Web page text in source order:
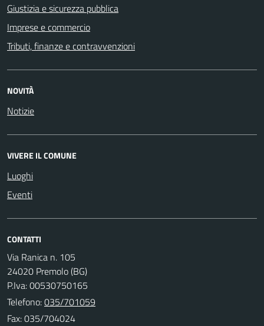
Giustizia e sicurezza pubblica
Imprese e commercio
Tributi, finanze e contravvenzioni
NOVITÀ
Notizie
VIVERE IL COMUNE
Luoghi
Eventi
CONTATTI
Via Ranica n. 105
24020 Premolo (BG)
P.Iva: 00530750165
Telefono:035/701059
Fax: 035/704024